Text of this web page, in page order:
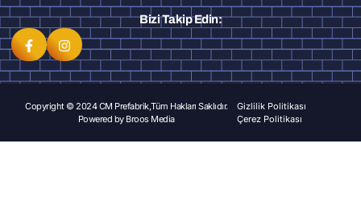
Bizi Takip Edin:
Copyright © 2024 CM Prefabrik,Tüm Hakları Saklıdır.
Powered by Broos Media
Gizlilik Politikası
Çerez Politikası